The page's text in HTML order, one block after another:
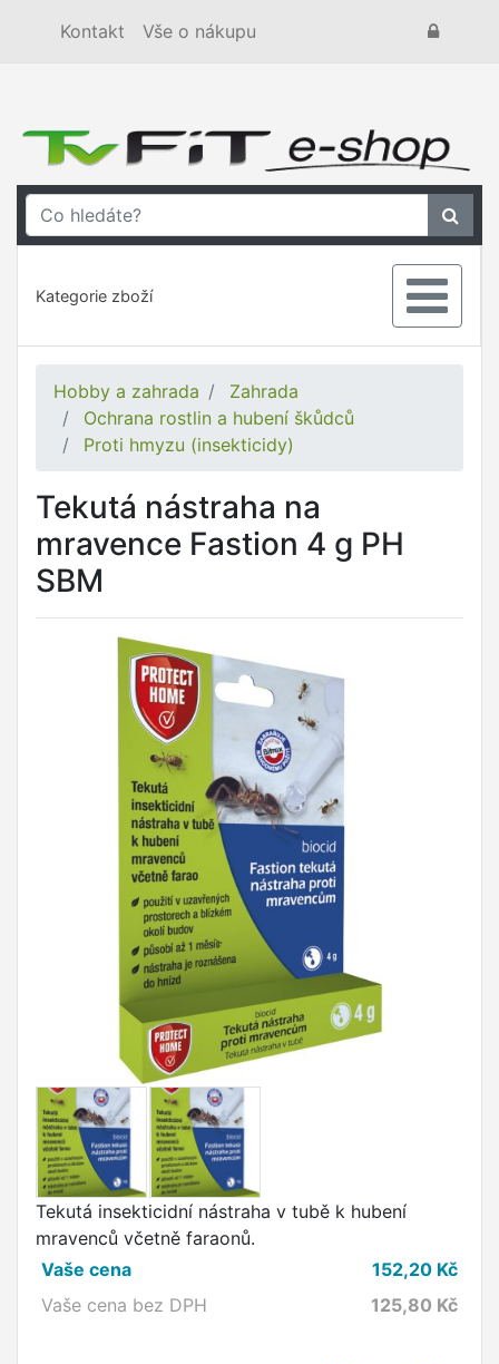
Kontakt Vše o nákupu
Kategorie zboží
Hobby a zahrada
Zahrada
Ochrana rostlin a hubení škůdců
Proti hmyzu (insekticidy)
Tekutá nástraha na
mravence Fastion 4 g PH
SBM
Tekutá insekticidní nástraha v tubě k hubení
mravenců včetně faraonů.
Vaše cena
152,20 Kč
Vaše cena bez DPH
125,80 Kč